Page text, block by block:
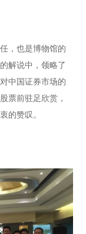
，也是博物馆的
解说中，领略了
中国证券市场的
票前驻足欣赏，
的赞叹。